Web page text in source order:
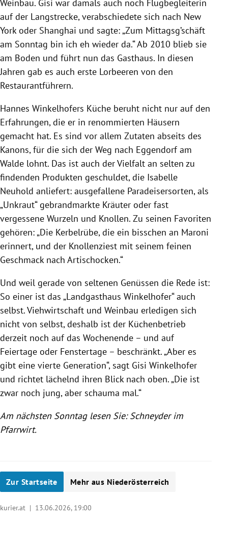
Weinbau. Gisi war damals auch noch Flugbegleiterin
auf der Langstrecke, verabschiedete sich nach New
York oder Shanghai und sagte: „Zum Mittagsg’schäft
am Sonntag bin ich eh wieder da.“ Ab 2010 blieb sie
am Boden und führt nun das Gasthaus. In diesen
Jahren gab es auch erste Lorbeeren von den
Restaurantführern.
Hannes Winkelhofers Küche beruht nicht nur auf den
Erfahrungen, die er in renommierten Häusern
gemacht hat. Es sind vor allem Zutaten abseits des
Kanons, für die sich der Weg nach Eggendorf am
Walde lohnt. Das ist auch der Vielfalt an selten zu
findenden Produkten geschuldet, die Isabelle
Neuhold anliefert: ausgefallene Paradeisersorten, als
„Unkraut“ gebrandmarkte Kräuter oder fast
vergessene Wurzeln und Knollen. Zu seinen Favoriten
gehören: „Die Kerbelrübe, die ein bisschen an Maroni
erinnert, und der Knollenziest mit seinem feinen
Geschmack nach Artischocken.“
Und weil gerade von seltenen Genüssen die Rede ist:
So einer ist das „Landgasthaus Winkelhofer“ auch
selbst. Viehwirtschaft und Weinbau erledigen sich
nicht von selbst, deshalb ist der Küchenbetrieb
derzeit noch auf das Wochenende – und auf
Feiertage oder Fenstertage – beschränkt. „Aber es
gibt eine vierte Generation“, sagt Gisi Winkelhofer
und richtet lächelnd ihren Blick nach oben. „Die ist
zwar noch jung, aber schauma mal.“
Am nächsten Sonntag lesen Sie: Schneyder im
Pfarrwirt.
Zur Startseite Mehr aus Niederösterreich
kurier.at | 13.06.2026, 19:00